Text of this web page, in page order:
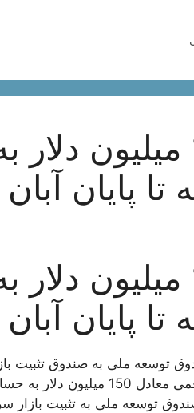
احتمال واریز 150
تا پایان آبان
احتمال واریز 150
تا پایان آبان
توسعه ملی به صندوق تثبیت
صندوق واریز شود.
توسعه ملی به تثبیت بازار